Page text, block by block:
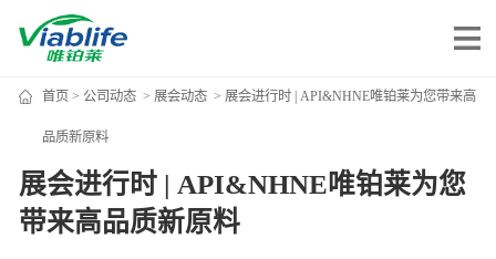
唯铂莱
公司介绍
公司团队
首页 > 公司动态> 展会动态> 展会进行时 | API&NHNE唯铂莱为您带来高
品质新原料
展会进行时 | API&NHNE唯铂莱为您
带来高品质新原料